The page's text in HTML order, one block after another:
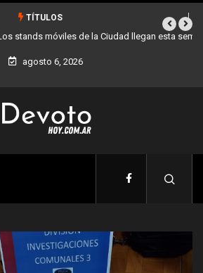
TÍTULOS
Ciudad llegan esta semana a Villa Devoto
agosto 6, 2026